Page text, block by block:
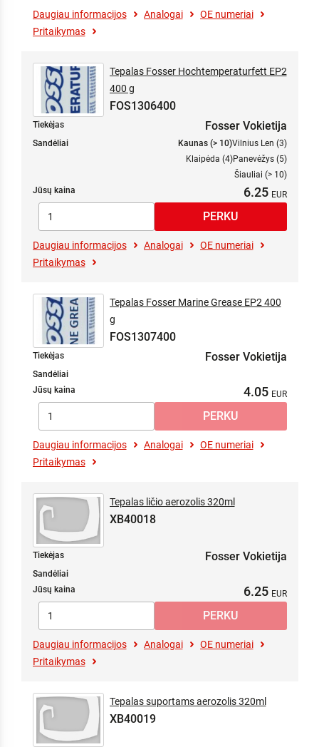
Daugiau informacijos Analogai
OE numeriai
Pritaikymas
Tepalas Fosser Hochtemperaturfett EP2
400 g
FOS1306400
Tiekėjas Fosser Vokietija
Sandėliai Kaunas (> 10)Vilnius Len (3)
Klaipėda (4)Panevėžys (5)
Šiauliai (> 10)
Jūsų kaina
6.25
Daugiau informacijos Analogai
OE numeriai
Pritaikymas
Tepalas Fosser Marine Grease EP2 400
g
FOS1307400
Tiekėjas Fosser Vokietija
Sandėliai
Jūsų kaina
4.05
Daugiau informacijos Analogai
OE numeriai
Pritaikymas
Tepalas ličio aerozolis 320ml
XB40018
Tiekėjas Fosser Vokietija
Sandėliai
Jūsų kaina
6.25
Daugiau informacijos Analogai
OE numeriai
Pritaikymas
Tepalas suportams aerozolis 320ml
XB40019